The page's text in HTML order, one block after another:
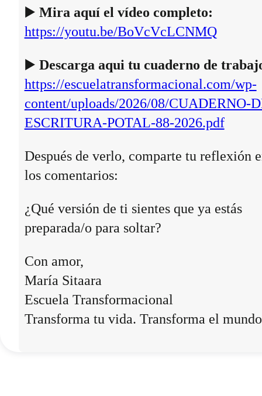
▶️ Mira aquí el vídeo completo:
https://youtu.be/BoVcVcLCNMQ
▶️ Descarga aqui tu cuaderno de
https://escuelatransformacional.com/wp-
content/uploads/2026/08/CUADERNO-
ESCRITURA-POTAL-88-2026.pdf
Después de verlo, comparte tu reflexión
los comentarios:
¿Qué versión de ti sientes que ya estás
preparada/o para soltar?
Con amor,
María Sitaara
Escuela Transformacional
Transforma tu vida. Transforma el